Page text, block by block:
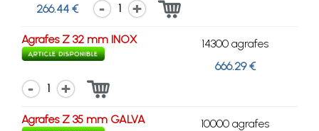
266.44 €
1
Agrafes Z 32 mm INOX
14300 agrafes
666.29 €
1
Agrafes Z 35 mm GALVA
10000 agrafes